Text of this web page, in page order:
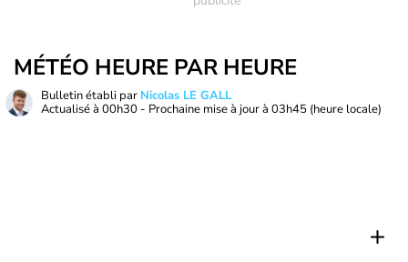
MÉTÉO HEURE PAR HEURE
Bulletin établi par Nicolas LE GALL
Actualisé à 00h30 - Prochaine mise à jour à 03h45 (heure locale)